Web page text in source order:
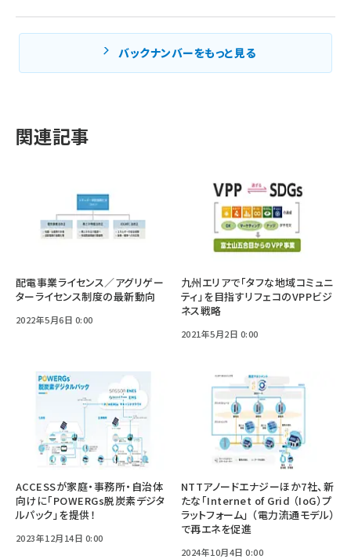
バックナンバーをもっと見る
関連記事
配電事業ライセンス／アグリゲー
ターライセンス制度の最新動向
2022年5月6日 0:00
九州エリアで「タフな地域コミュニ
ティ」を目指すリフェコのVPPビジ
ネス戦略
2021年5月2日 0:00
ACCESSが家庭・事務所・自治体
向けに「POWERGs脱炭素デジタ
ルパック」を提供！
2023年12月14日 0:00
NTTアノードエナジーほか7社、新
たな「Internet of Grid （IoG）プ
ラットフォーム」 （電力流通モデル）
で再エネを促進
2024年10月4日 0:00